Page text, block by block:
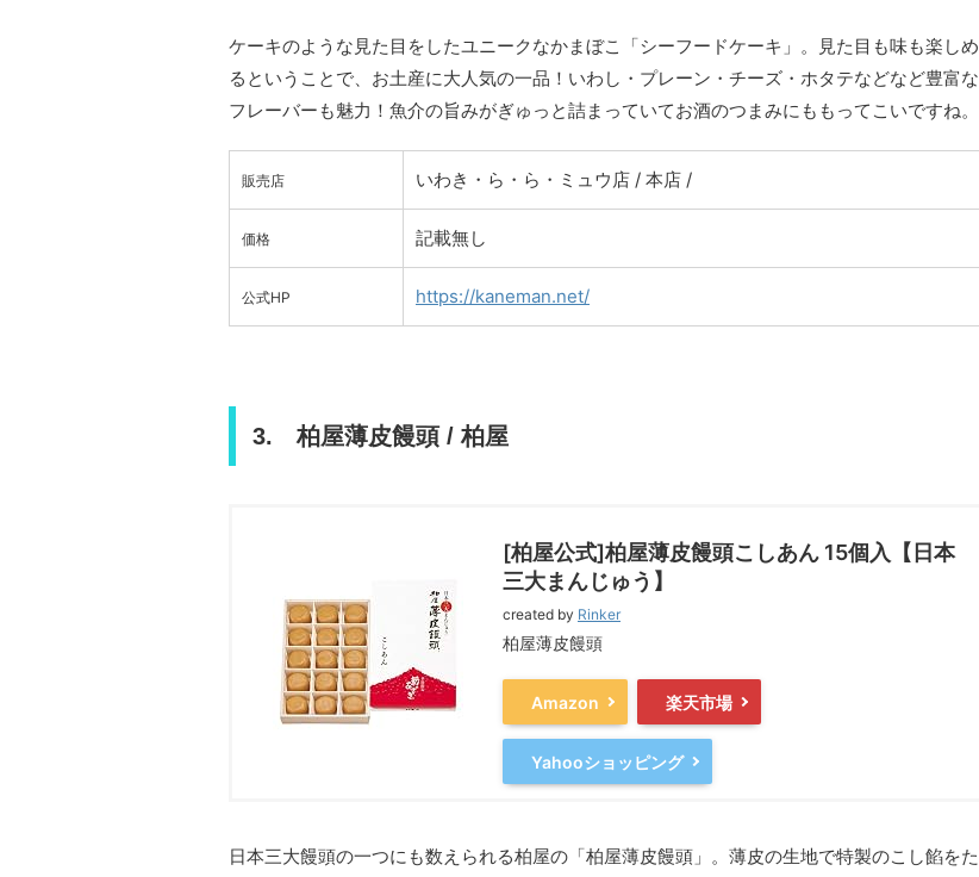
ケーキのような見た目をしたユニークなかまぼこ「シーフードケーキ」。見た目も味も楽しめ
るということで、お土産に大人気の一品！いわし・プレーン・チーズ・ホタテなどなど豊富な
フレーバーも魅力！魚介の旨みがぎゅっと詰まっていてお酒のつまみにももってこいですね。
販売店 いわき・ら・ら・ミュウ店 / 本店 /
価格 記載無し
公式HP https://kaneman.net/
3. 柏屋薄皮饅頭 / 柏屋
[柏屋公式]柏屋薄皮饅頭こしあん 15個入【日本
三大まんじゅう】
created by Rinker
柏屋薄皮饅頭
Amazon 楽天市場
Yahooショッピング
日本三大饅頭の一つにも数えられる柏屋の「柏屋薄皮饅頭」。薄皮の生地で特製のこし餡をた